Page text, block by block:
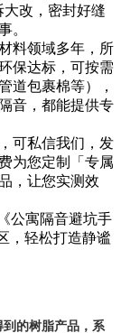
改，密封好缝
。
料领域多年，所
保达标，可按需
道包裹棉等），
音，都能提供专
可私信我们，发
为您定制「专属
，让您实测效
公寓隔音避坑手
，轻松打造静谧
的树脂产品，系